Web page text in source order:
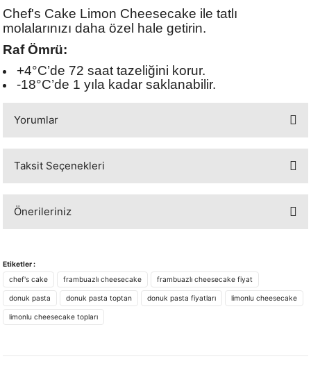
Chef's Cake Limon Cheesecake ile tatlı
molalarınızı daha özel hale getirin.
Raf Ömrü:
+4°C’de 72 saat tazeliğini korur.
-18°C’de 1 yıla kadar saklanabilir.
Yorumlar
Taksit Seçenekleri
Önerileriniz
iletebilirsiniz.
Görüş ve önerileriniz için teşekkür ederiz.
Ürün resmi kalitesiz, bozuk veya görüntülenemiyor.
Ürün bilgilerinde hatalar bulunuyor.
Etiketler :
chef's cake
frambuazlı cheesecake frambuazlı cheesecake fiyat
donuk pasta donuk pasta toptan donuk pasta fiyatları limonlu cheesecake
limonlu cheesecake topları